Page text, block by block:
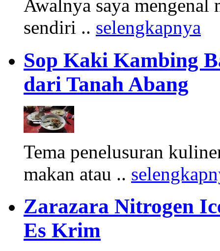
Awalnya saya mengenal
sendiri .. selengkapnya
Sop Kaki Kambing
dari Tanah Abang
Tema penelusuran
makan atau ..
Zarazara Nitrogen
Es Krim